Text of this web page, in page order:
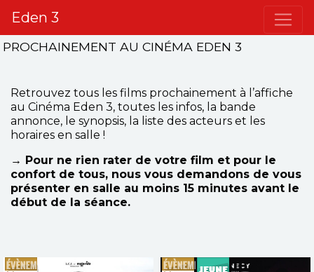
Eden 3
PROCHAINEMENT AU CINÉMA EDEN 3
Retrouvez tous les films prochainement à l’affiche
au Cinéma Eden 3, toutes les infos, la bande
annonce, le synopsis, la liste des acteurs et les
horaires en salle !
→ Pour ne rien rater de votre film et pour le
confort de tous, nous vous demandons de vous
présenter en salle au moins 15 minutes avant le
début de la séance.